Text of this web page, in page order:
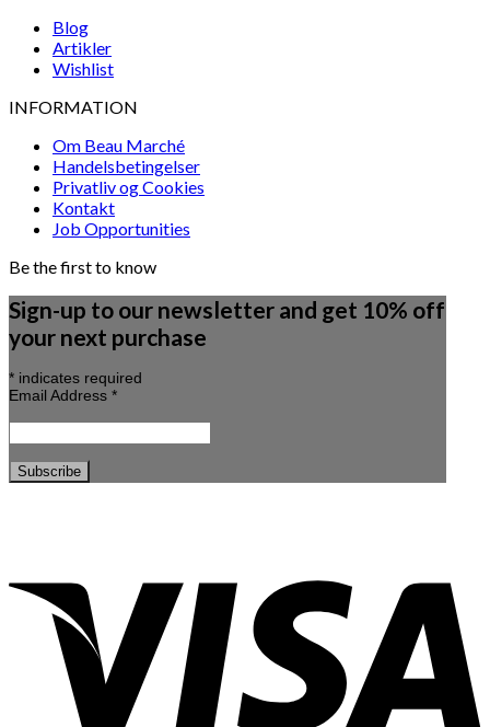
Blog
Artikler
Wishlist
INFORMATION
Om Beau Marché
Handelsbetingelser
Privatliv og Cookies
Kontakt
Job Opportunities
Be the first to know
Sign-up to our newsletter and get 10% off
your next purchase
* indicates required
Email Address *